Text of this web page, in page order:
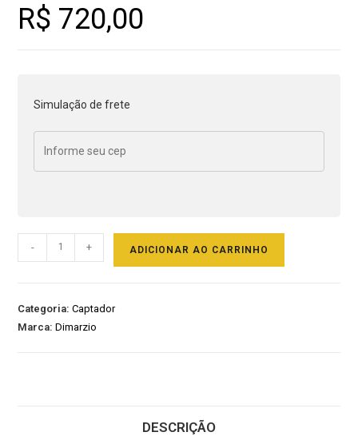
R$ 720,00
Simulação de frete
- + ADICIONAR AO CARRINHO
Categoria:Captador
Marca:Dimarzio
DESCRIÇÃO